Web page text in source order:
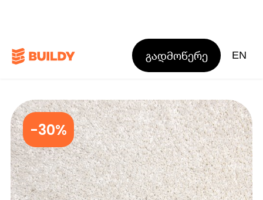
გადმოწერე EN
-30%